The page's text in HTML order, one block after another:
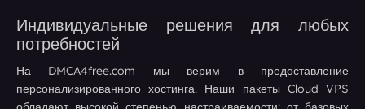
Индивидуальные решения для любых
потребностей
На DMCA4free.com мы верим в предоставление
персонализированного хостинга. Наши пакеты Cloud VPS